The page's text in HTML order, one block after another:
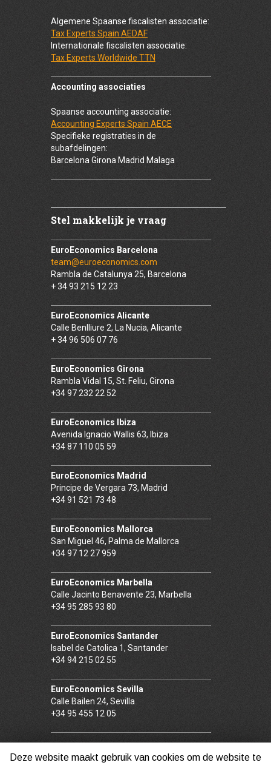
Algemene Spaanse fiscalisten associatie:
Tax Experts Spain AEDAF
Internationale fiscalisten associatie:
Tax Experts Worldwide TTN
Accounting associaties
Spaanse accounting associatie:
Accounting Experts Spain AECE
Specifieke registraties in de
subafdelingen:
Barcelona Girona Madrid Malaga
Stel makkelijk je vraag
EuroEconomics Barcelona
team@euroeconomics.com
Rambla de Catalunya 25, Barcelona
+ 34 93 215 12 23
EuroEconomics Alicante
Calle Benlliure 2, La Nucia, Alicante
+ 34 96 506 07 76
EuroEconomics Girona
Rambla Vidal 15, St. Feliu, Girona
+34 97 232 22 52
EuroEconomics Ibiza
Avenida Ignacio Wallis 63, Ibiza
+34 87 110 05 59
EuroEconomics Madrid
Principe de Vergara 73, Madrid
+34 91 521 73 48
EuroEconomics Mallorca
San Miguel 46, Palma de Mallorca
+34 97 12 27 959
EuroEconomics Marbella
Calle Jacinto Benavente 23, Marbella
+34 95 285 93 80
EuroEconomics Santander
Isabel de Catolica 1, Santander
+34 94 215 02 55
EuroEconomics Sevilla
Calle Bailen 24, Sevilla
+34 95 455 12 05
Deze website maakt gebruik van cookies om de website te